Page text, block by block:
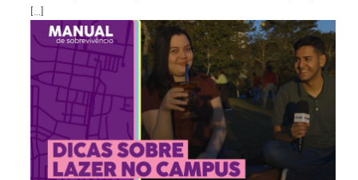
[...]